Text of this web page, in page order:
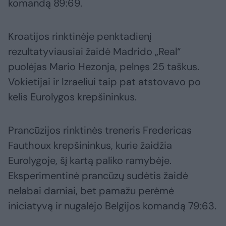
komandą 89:69.
Kroatijos rinktinėje penktadienį
rezultatyviausiai žaidė Madrido „Real“
puolėjas Mario Hezonja, pelnęs 25 taškus.
Vokietijai ir Izraeliui taip pat atstovavo po
kelis Eurolygos krepšininkus.
Prancūzijos rinktinės treneris Fredericas
Fauthoux krepšininkus, kurie žaidžia
Eurolygoje, šį kartą paliko ramybėje.
Eksperimentinė prancūzų sudėtis žaidė
nelabai darniai, bet pamažu perėmė
iniciatyvą ir nugalėjo Belgijos komandą 79:63.